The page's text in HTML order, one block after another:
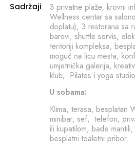
Sadržaji
3 privatne plaže, krovni
Wellness centar sa
doplatu), 3 restorana sa
barovi, shuttle servis,
teritoriji kompleksa,
moguć na licu mesta,
umjetnička galerija,
klub, Pilates i yoga
U sobama:
Klima, terasa, besplatan
minibar, sef, telefon,
ili kupatilom, bade
besplatni toaletni pribor.